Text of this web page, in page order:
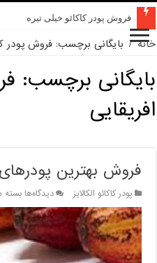
فروش پودر کاکائو خیلی تیره
خانه / بایگانی برچسب: فروش پودر
بایگانی برچسب:
افریقایی
فروش بهترین پودرهای
پودر کاکائو الکالایز دیدگاه‌هابرای
فروش
کاکائو
آلکالایز
بسته